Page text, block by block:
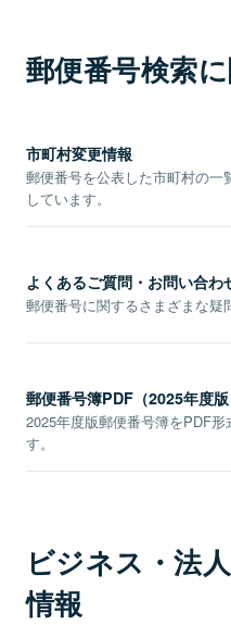
郵便番号検索
市町村変更情報
郵便番号を公表した市町村の
しています。
よくあるご質問・お問い合わ
郵便番号に関するさまざまな疑
郵便番号簿PDF（2025年度版
2025年度版郵便番号簿をPDF
す。
ビジネス・法
情報